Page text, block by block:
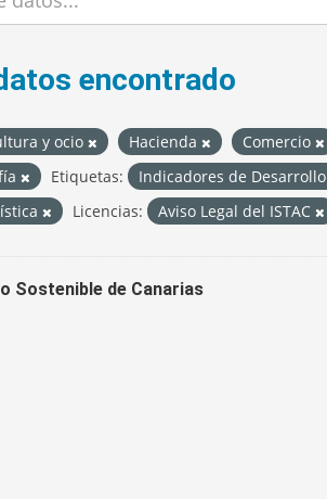
encontrado
y ocio Hacienda
Comercio
Etiquetas: Indicadores de
Licencias: Aviso Legal del ISTAC
Sostenible de Canarias